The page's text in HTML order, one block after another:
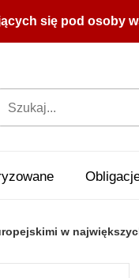
się pod osoby
w